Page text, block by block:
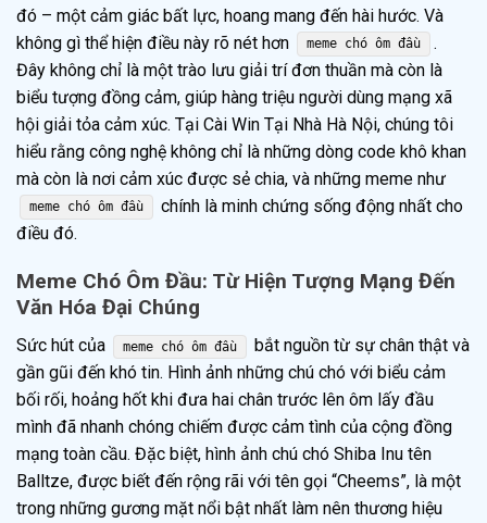
đó – một cảm giác bất lực, hoang mang đến hài hước. Và
không gì thể hiện điều này rõ nét hơn
meme chó ôm đầu
.
Đây không chỉ là một trào lưu giải trí đơn thuần mà còn là
biểu tượng đồng cảm, giúp hàng triệu người dùng mạng xã
hội giải tỏa cảm xúc. Tại Cài Win Tại Nhà Hà Nội, chúng tôi
hiểu rằng công nghệ không chỉ là những dòng code khô khan
mà còn là nơi cảm xúc được sẻ chia, và những meme như
meme chó ôm đầu
chính là minh chứng sống động nhất cho
điều đó.
Meme Chó Ôm Đầu: Từ Hiện Tượng Mạng Đến
Văn Hóa Đại Chúng
Sức hút của meme chó ôm đầu
bắt nguồn từ sự chân thật và
gần gũi đến khó tin. Hình ảnh những chú chó với biểu cảm
bối rối, hoảng hốt khi đưa hai chân trước lên ôm lấy đầu
mình đã nhanh chóng chiếm được cảm tình của cộng đồng
mạng toàn cầu. Đặc biệt, hình ảnh chú chó Shiba Inu tên
Balltze, được biết đến rộng rãi với tên gọi “Cheems”, là một
trong những gương mặt nổi bật nhất làm nên thương hiệu